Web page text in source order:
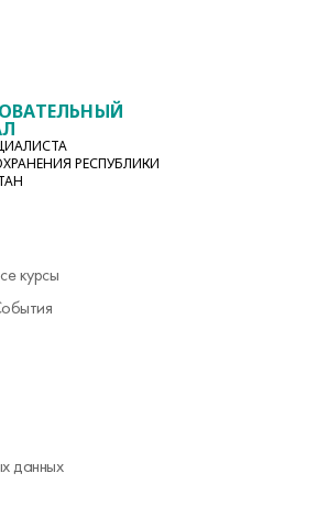
РЕСПУБЛИКИ
курсы
данных